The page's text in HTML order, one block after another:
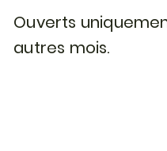
Ouverts
autres mois.